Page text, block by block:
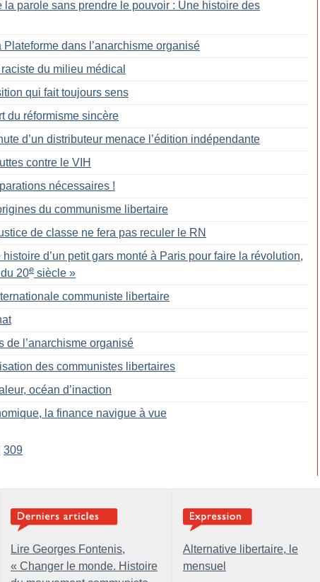
la parole sans prendre le pouvoir : Une histoire des
dans l’anarchisme organisé
du milieu médical
qui fait toujours sens
du réformisme sincère
d’un distributeur menace l’édition indépendante
contre le VIH
nécessaires !
du communisme libertaire
de classe ne fera pas reculer le RN
histoire d’un petit gars monté à Paris pour faire la révolution,
20e siècle »
communiste libertaire
de l’anarchisme organisé
des communistes libertaires
océan d’inaction
la finance navigue à vue
309
Lire Georges Fontenis,
« Changer le monde. Histoire
Alternative libertaire, le
mensuel